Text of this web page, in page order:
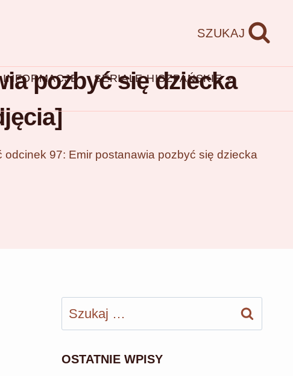
SZUKAJ
INFORMACJE
SERIALE HISZPAŃSKIE
pozbyć się dziecka
odcinek 97: Emir postanawia pozbyć się dziecka
Szukaj:
OSTATNIE WPISY